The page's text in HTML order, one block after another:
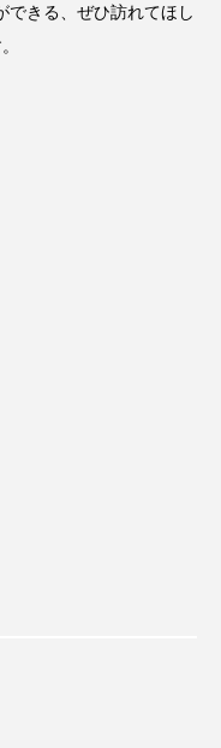
できる、ぜひ訪れてほし